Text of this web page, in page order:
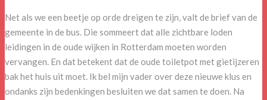
Net als we een beetje op orde dreigen te zijn, valt de brief van de
gemeente in de bus. Die sommeert dat alle zichtbare loden
leidingen in de oude wijken in Rotterdam moeten worden
vervangen. En dat betekent dat de oude toiletpot met gietijzeren
bak het huis uit moet. Ik bel mijn vader over deze nieuwe klus en
ondanks zijn bedenkingen besluiten we dat samen te doen. Na